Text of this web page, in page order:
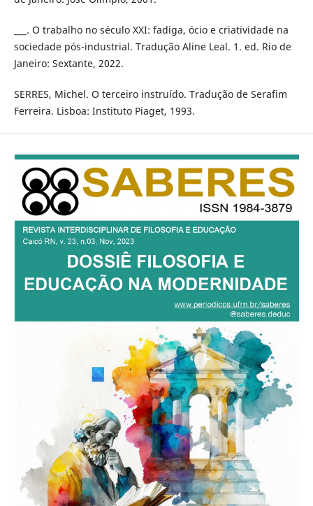
___. O trabalho no século XXI: fadiga, ócio e criatividade na
sociedade pós-industrial. Tradução Aline Leal. 1. ed. Rio de
Janeiro: Sextante, 2022.
SERRES, Michel. O terceiro instruído. Tradução de Serafim
Ferreira. Lisboa: Instituto Piaget, 1993.